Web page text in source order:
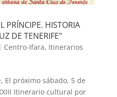
PRÍNCIPE. HISTORIA
DE TENERIFE"
| Centro-Ifara, Itinerarios
El próximo sábado, 5 de
Itinerario cultural por